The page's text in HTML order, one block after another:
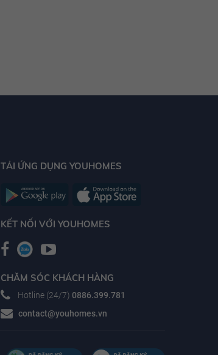
TẢI ỨNG DỤNG YOUHOMES
KẾT NỐI VỚI YOUHOMES
CHĂM SÓC KHÁCH HÀNG
Hotline (24/7) 0886.399.781
contact@youhomes.vn